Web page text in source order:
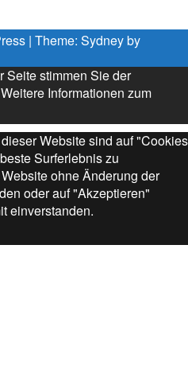
| Theme: Sydneyby
Seite stimmen Sie der
Weitere Informationen zum
Website sind auf "Cookies
Surferlebnis zu
ohne Änderung der
oder auf "Akzeptieren"
einverstanden.